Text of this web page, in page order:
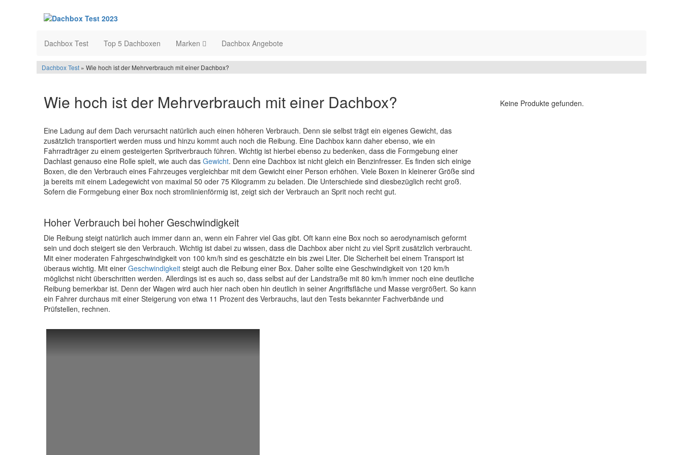
Dachbox Test Top 5 Dachboxen Marken Dachbox Angebote
Dachbox Test » Wie hoch ist der Mehrverbrauch mit einer Dachbox?
Wie hoch ist der Mehrverbrauch mit einer Dachbox?
Eine Ladung auf dem Dach verursacht natürlich auch einen höheren Verbrauch. Denn sie selbst trägt ein eigenes Gewicht, das
zusätzlich transportiert werden muss und hinzu kommt auch noch die Reibung. Eine Dachbox kann daher ebenso, wie ein
Fahrradträger zu einem gesteigerten Spritverbrauch führen. Wichtig ist hierbei ebenso zu bedenken, dass die Formgebung einer
Dachlast genauso eine Rolle spielt, wie auch das Gewicht. Denn eine Dachbox ist nicht gleich ein Benzinfresser. Es finden sich einige
Boxen, die den Verbrauch eines Fahrzeuges vergleichbar mit dem Gewicht einer Person erhöhen. Viele Boxen in kleinerer Größe sind
ja bereits mit einem Ladegewicht von maximal 50 oder 75 Kilogramm zu beladen. Die Unterschiede sind diesbezüglich recht groß.
Sofern die Formgebung einer Box noch stromlinienförmig ist, zeigt sich der Verbrauch an Sprit noch recht gut.
Hoher Verbrauch bei hoher Geschwindigkeit
Die Reibung steigt natürlich auch immer dann an, wenn ein Fahrer viel Gas gibt. Oft kann eine Box noch so aerodynamisch geformt
sein und doch steigert sie den Verbrauch. Wichtig ist dabei zu wissen, dass die Dachbox aber nicht zu viel Sprit zusätzlich verbraucht.
Mit einer moderaten Fahrgeschwindigkeit von 100 km/h sind es geschätzte ein bis zwei Liter. Die Sicherheit bei einem Transport ist
überaus wichtig. Mit einer Geschwindigkeit steigt auch die Reibung einer Box. Daher sollte eine Geschwindigkeit von 120 km/h
möglichst nicht überschritten werden. Allerdings ist es auch so, dass selbst auf der Landstraße mit 80 km/h immer noch eine deutliche
Reibung bemerkbar ist. Denn der Wagen wird auch hier nach oben hin deutlich in seiner Angriffsfläche und Masse vergrößert. So kann
ein Fahrer durchaus mit einer Steigerung von etwa 11 Prozent des Verbrauchs, laut den Tests bekannter Fachverbände und
Prüfstellen, rechnen.
Keine Produkte gefunden.